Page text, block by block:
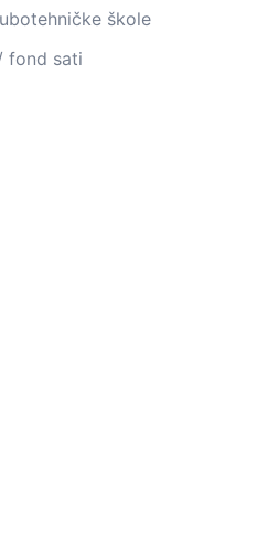
škole
fond sati